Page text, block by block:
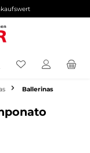
Ballerinas